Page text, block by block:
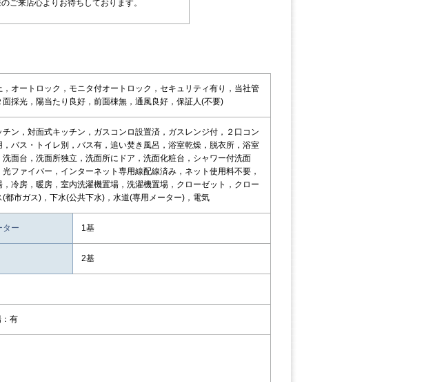
ご来店心よりお待ちしております。
オートロック，モニタ付オートロック，セキュリティ有り，当社管
採光，陽当たり良好，前面棟無，通風良好，保証人(不要)
ン，対面式キッチン，ガスコンロ設置済，ガスレンジ付，２口コン
バス・トイレ別，バス有，追い焚き風呂，浴室乾燥，脱衣所，浴室
面台，洗面所独立，洗面所にドア，洗面化粧台，シャワー付洗面
ファイバー，インターネット専用線配線済み，ネット使用料不要，
冷房，暖房，室内洗濯機置場，洗濯機置場，クローゼット，クロー
市ガス)，下水(公共下水)，水道(専用メーター)，電気
ター 1基
2基
有